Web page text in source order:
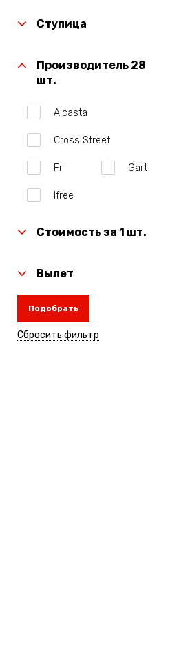
Ступица
Производитель 28
шт.
Alcasta
Cross Street
Fr Gart
Ifree
Megami
Nz
Nz_Россия
Стоимость за 1 шт.
Вылет
Подобрать
Сбросить фильтр